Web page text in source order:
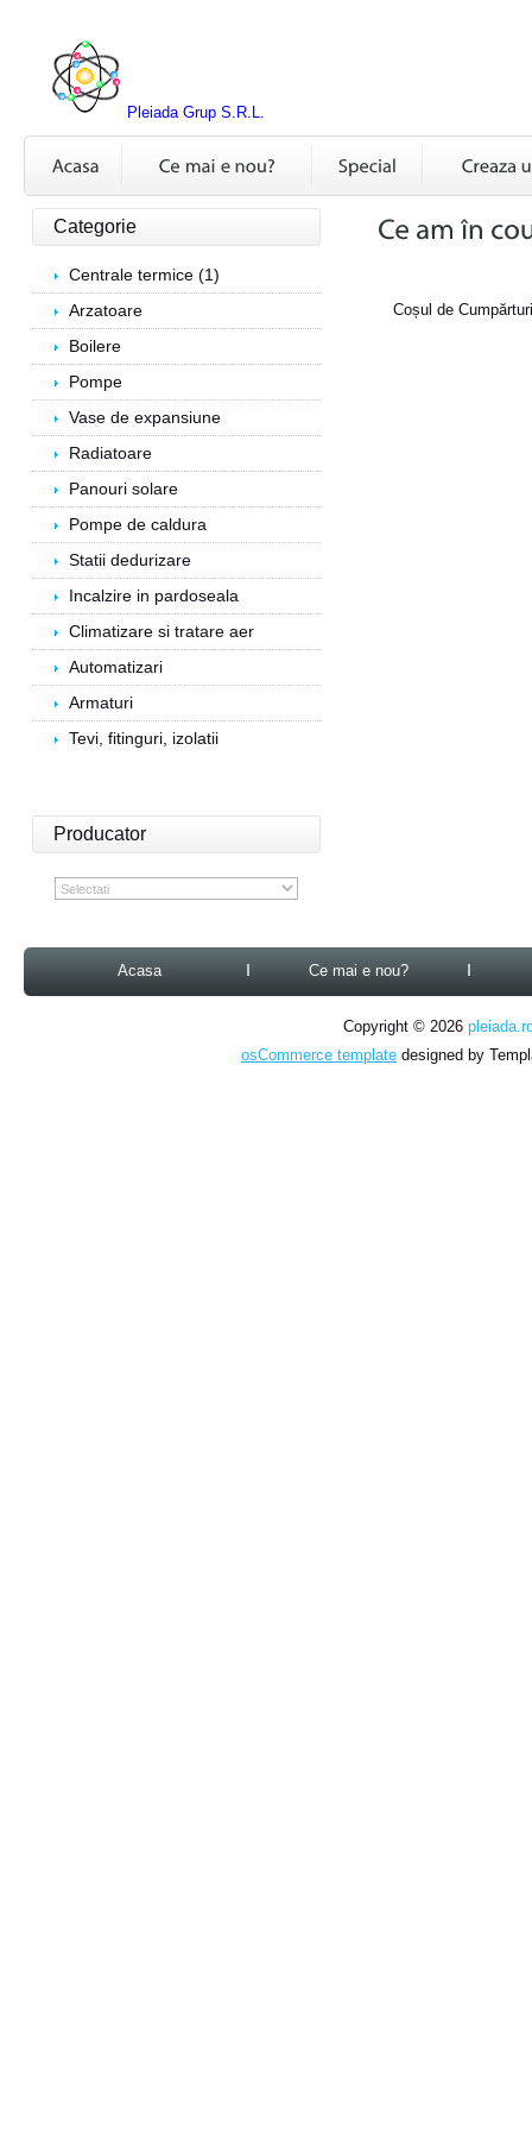
Pleiada Grup S.R.L.
Categorie
Centrale termice (1)
Arzatoare
Boilere
Pompe
Vase de expansiune
Radiatoare
Panouri solare
Pompe de caldura
Statii dedurizare
Incalzire in pardoseala
Climatizare si tratare aer
Automatizari
Armaturi
Tevi, fitinguri, izolatii
Producator
Coșul de
Acasa Ce mai e nou?
Copyright © 2026
osCommerce template designed by